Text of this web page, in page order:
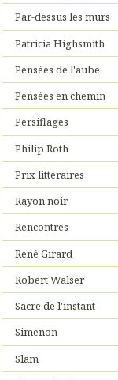
Par-dessus les murs
Patricia Highsmith
Pensées de l'aube
Pensées en chemin
Persiflages
Philip Roth
Prix littéraires
Rayon noir
Rencontres
René Girard
Robert Walser
Sacre de l'instant
Simenon
Slam